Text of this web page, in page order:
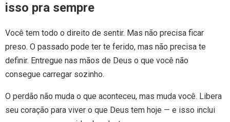
isso pra sempre
Você tem todo o direito de sentir. Mas não precisa ficar
preso. O passado pode ter te ferido, mas não precisa te
definir. Entregue nas mãos de Deus o que você não
consegue carregar sozinho.
O perdão não muda o que aconteceu, mas muda você. Libera
seu coração para viver o que Deus tem hoje — e isso inclui